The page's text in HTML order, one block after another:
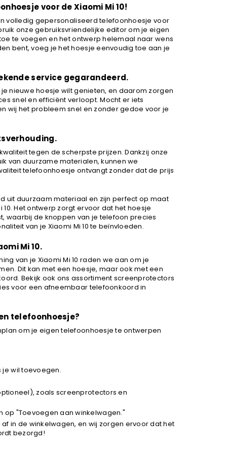
voor de Xiaomi Mi 10!
volledig gepersonaliseerd telefoonhoesje voor
onze gebruiksvriendelijke editor om je eigen
te voegen en het ontwerp helemaal naar wens
bent, voeg je het hoesje eenvoudig toe aan je
service gegarandeerd.
nieuwe hoesje wilt genieten, en daarom zorgen
snel en efficiënt verloopt. Mocht er iets
wij het probleem snel en zonder gedoe voor je
tegen de scherpste prijzen. Dankzij onze
van duurzame materialen, kunnen we
telefoonhoesje ontvangt zonder dat de prijs
uit duurzaam materiaal en zijn perfect op maat
Het ontwerp zorgt ervoor dat het hoesje
waarbij de knoppen van je telefoon precies
van je Xiaomi Mi 10 te beïnvloeden.
Mi 10.
van je Xiaomi Mi 10 raden we aan om je
Dit kan met een hoesje, maar ook met een
Bekijk ook ons assortiment screenprotectors
voor een afneembaar telefoonkoord in
telefoonhoesje?
om je eigen telefoonhoesje te ontwerpen
je wil toevoegen.
zoals screenprotectors en
op "Toevoegen aan winkelwagen."
in de winkelwagen, en wij zorgen ervoor dat het
bezorgd!